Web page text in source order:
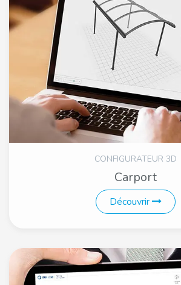
CONFIGURATEUR 3D
Carport
Découvrir